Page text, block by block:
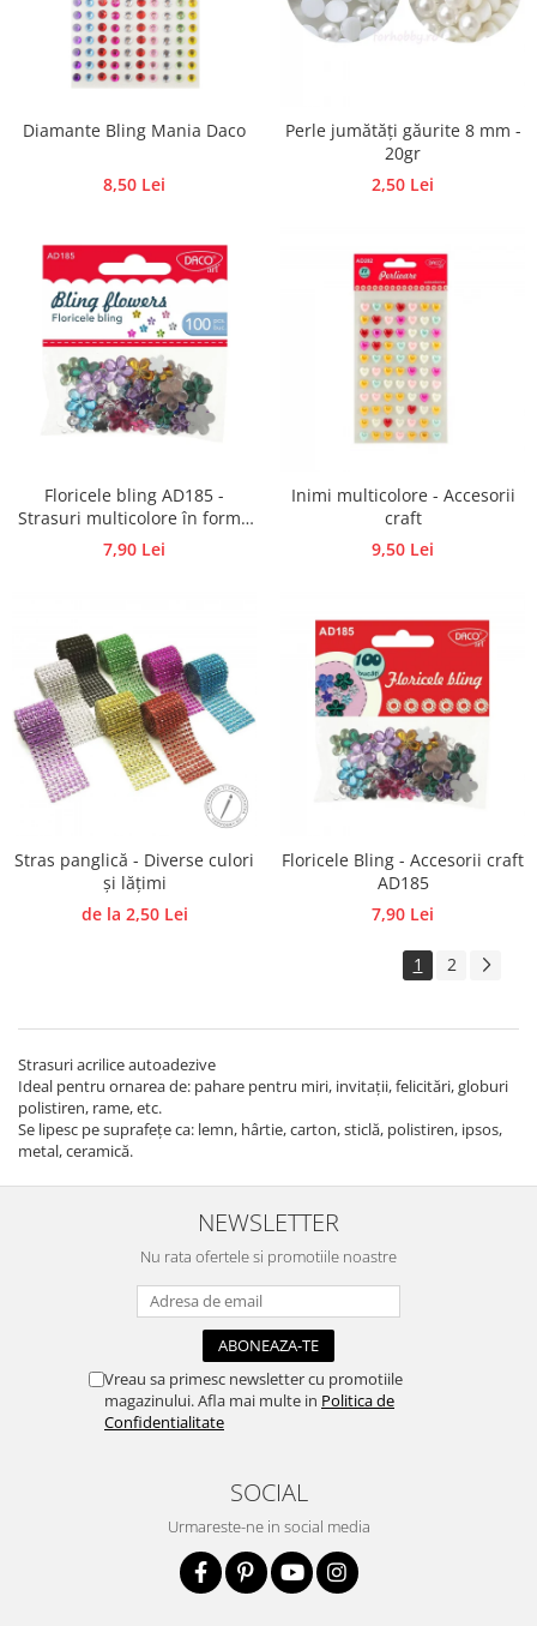
Diamante Bling Mania Daco
8,50 Lei
Perle jumătăți găurite 8 mm -
20gr
2,50 Lei
Floricele bling AD185 -
Strasuri multicolore în formă
de flori
7,90 Lei
Inimi multicolore - Accesorii
craft
9,50 Lei
Stras panglică - Diverse culori
și lățimi
de la 2,50 Lei
Floricele Bling - Accesorii craft
AD185
7,90 Lei
1 2
Strasuri acrilice autoadezive
Ideal pentru ornarea de: pahare pentru miri, invitații, felicitări, globuri
polistiren, rame, etc.
Se lipesc pe suprafețe ca: lemn, hârtie, carton, sticlă, polistiren, ipsos,
metal, ceramică.
NEWSLETTER
Nu rata ofertele si promotiile noastre
Vreau sa primesc newsletter cu promotiile
magazinului. Afla mai multe in Politica de
Confidentialitate
SOCIAL
Urmareste-ne in social media